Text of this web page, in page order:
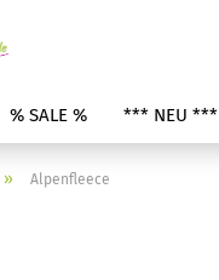
% SALE % *** NEU ***
» Alpenfleece